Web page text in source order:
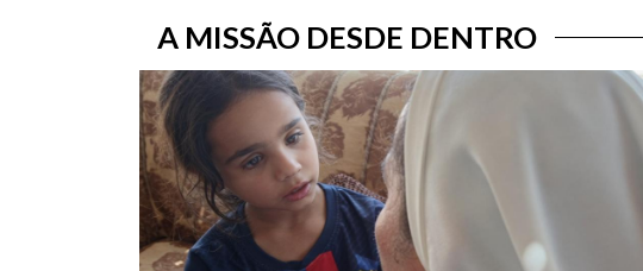
A MISSÃO DESDE DENTRO